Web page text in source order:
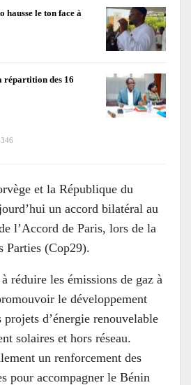
hausse le ton face à
répartition des 16
et la République du
un accord bilatéral au
l’Accord de Paris, lors de la
Parties (Cop29).
réduire les émissions de gaz à
le développement
projets d’énergie renouvelable
solaires et hors réseau.
un renforcement des
pour accompagner le Bénin